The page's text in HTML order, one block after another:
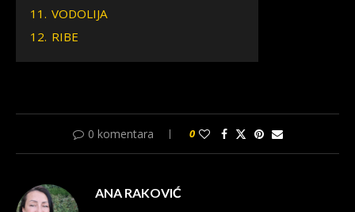
11. VODOLIJA
12. RIBE
0 komentara 0
ANA RAKOVIĆ